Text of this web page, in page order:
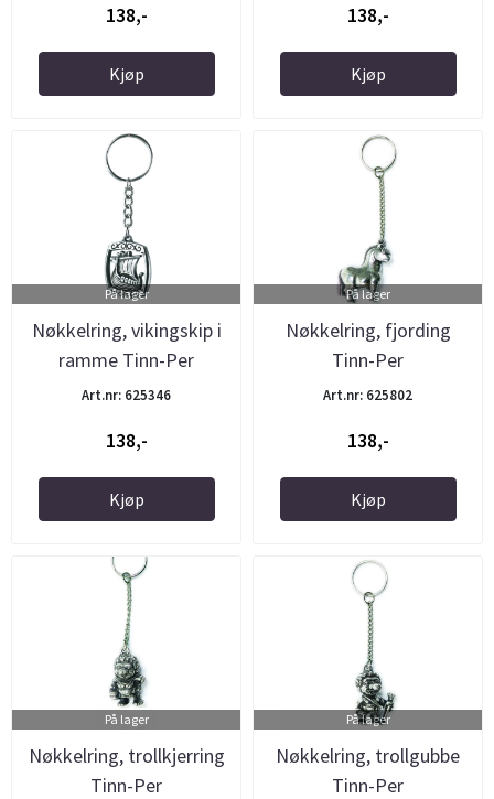
138,-
Kjøp
138,-
Kjøp
På lager
Nøkkelring, vikingskip i
ramme Tinn-Per
Art.nr: 625346
138,-
Kjøp
På lager
Nøkkelring, fjording
Tinn-Per
Art.nr: 625802
138,-
Kjøp
På lager
Nøkkelring, trollkjerring
Tinn-Per
På lager
Nøkkelring, trollgubbe
Tinn-Per